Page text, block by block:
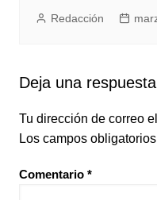
Redacción
Deja una respuesta
Tu dirección de correo
Los campos
Comentario *